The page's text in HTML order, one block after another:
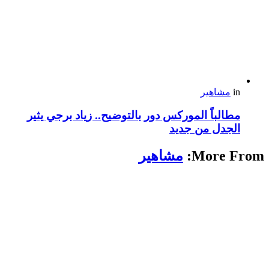
in مشاهير
مطالباً الموركس دور بالتوضيح.. زياد برجي يثير
الجدل من جديد
More From: مشاهير